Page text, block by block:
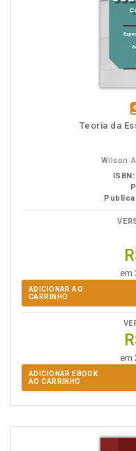
Teoria da
Wilson
ISBN:
em
ADICIONAR AO
CARRINHO
em
ADICIONAR EBOOK
AO CARRINHO